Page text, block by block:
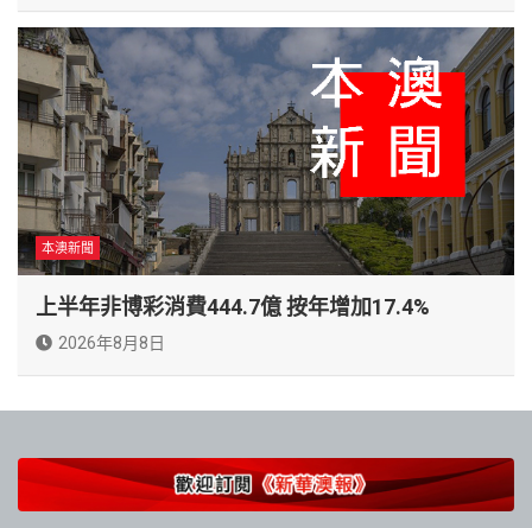
本澳新聞
上半年非博彩消費444.7億 按年增加17.4%
2026年8月8日